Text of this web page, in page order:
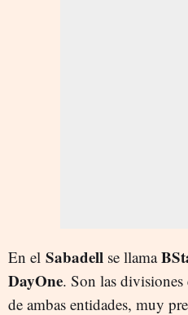
En el Sabadell se llama
DayOne. Son las divisiones
de ambas entidades, muy